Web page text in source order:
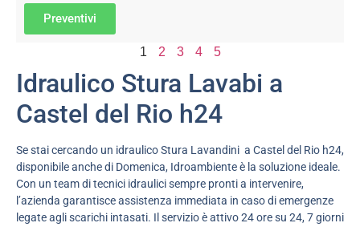
Preventivi
1 2 3 4 5
Idraulico Stura Lavabi a
Castel del Rio h24
Se stai cercando un idraulico Stura Lavandini a Castel del Rio h24,
disponibile anche di Domenica, Idroambiente è la soluzione ideale.
Con un team di tecnici idraulici sempre pronti a intervenire,
l’azienda garantisce assistenza immediata in caso di emergenze
legate agli scarichi intasati. Il servizio è attivo 24 ore su 24, 7 giorni